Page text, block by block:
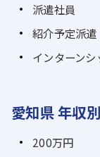
派遣社員
紹介予定派遣
インターンシ
愛知県 年収
200万円